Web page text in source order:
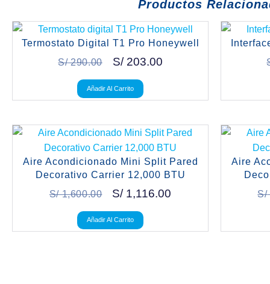
Productos
Termostato Digital T1 Pro Honeywell
S/290.00 S/203.00
Añadir Al Carrito
Aire Acondicionado Mini Split Pared
Decorativo Carrier 12,000 BTU
S/1,600.00 S/1,116.00
Añadir Al Carrito
Aire
S/